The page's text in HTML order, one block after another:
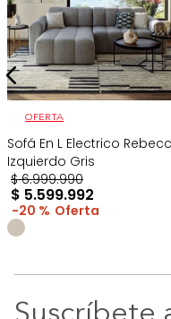
OFERTA
Sofá En L Electrico
Izquierdo Gris
$ 6.999.990
$ 5.599.992
20 %